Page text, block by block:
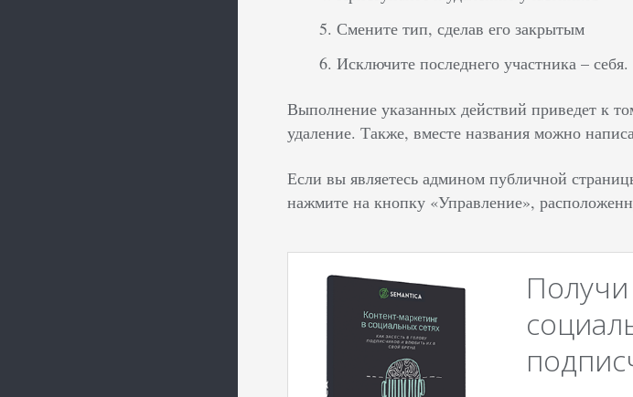
Смените тип, сделав его закрытым
Исключите последнего участника – себя.
Выполнение указанных действий приведет к
удаление. Также, вместе названия можно
Если вы являетесь админом публичной
нажмите на кнопку «Управление»,